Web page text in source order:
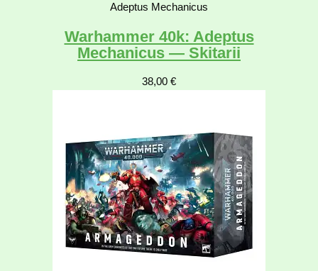
Adeptus Mechanicus
Warhammer 40k: Adeptus
Mechanicus — Skitarii
38,00 €